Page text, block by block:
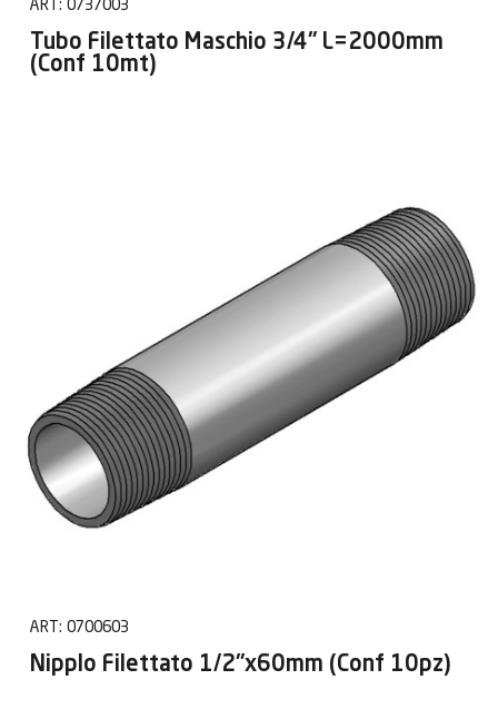
ART: 0737003
Tubo Filettato Maschio 3/4" L=2000mm
(Conf 10mt)
ART: 0700603
Nipplo Filettato 1/2"x60mm (Conf 10pz)